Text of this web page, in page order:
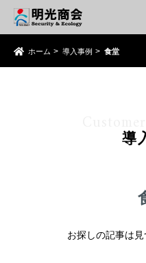
ホーム 導入事例 食堂
導
お探しの記事は見